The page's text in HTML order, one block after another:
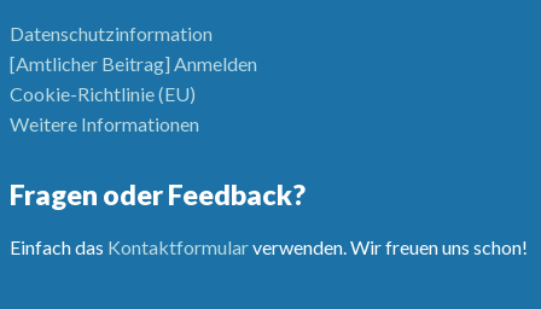
Datenschutzinformation
[Amtlicher Beitrag] Anmelden
Cookie-Richtlinie (EU)
Weitere Informationen
Fragen oder Feedback?
Einfach das Kontaktformularverwenden. Wir freuen uns schon!